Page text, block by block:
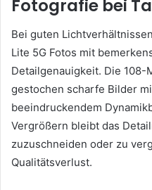
Fotografie bei
Bei guten
Lite 5G Fotos mit
Detailgenauigkeit. Die 108-
gestochen scharfe Bilder
beeindruckendem
Vergrößern bleibt das
zuzuschneiden oder zu
Qualitätsverlust.